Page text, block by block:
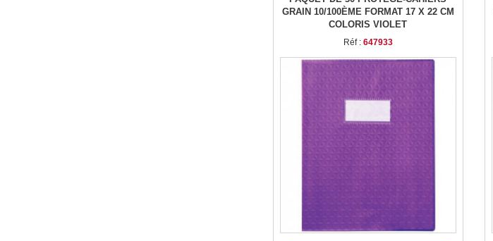
GRAIN 10/100ÈME FORMAT 17 X 22 CM
COLORIS VIOLET
Réf : 647933